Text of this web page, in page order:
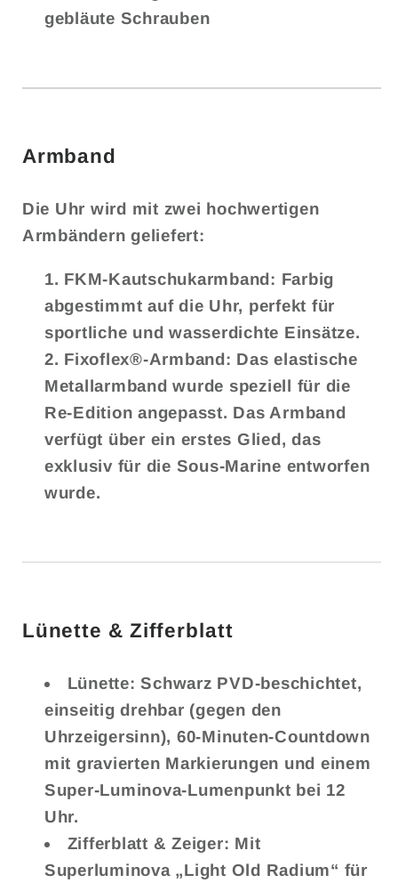
gebläute Schrauben
Armband
Die Uhr wird mit zwei hochwertigen
Armbändern geliefert:
FKM-Kautschukarmband: Farbig
abgestimmt auf die Uhr, perfekt für
sportliche und wasserdichte Einsätze.
Fixoflex®-Armband: Das elastische
Metallarmband wurde speziell für die
Re-Edition angepasst. Das Armband
verfügt über ein erstes Glied, das
exklusiv für die Sous-Marine entworfen
wurde.
Lünette & Zifferblatt
Lünette: Schwarz PVD-beschichtet,
einseitig drehbar (gegen den
Uhrzeigersinn), 60-Minuten-Countdown
mit gravierten Markierungen und einem
Super-Luminova-Lumenpunkt bei 12
Uhr.
Zifferblatt & Zeiger: Mit
Superluminova „Light Old Radium“ für